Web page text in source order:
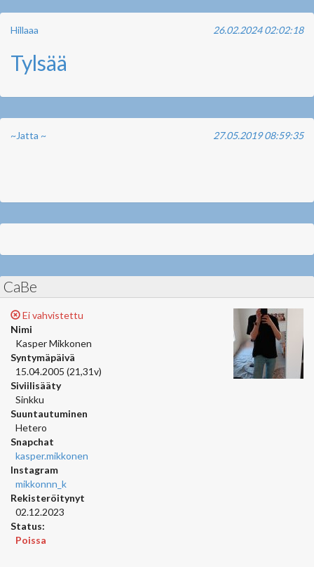
26.02.2024 02:02:18
Hillaaa
Tylsää
27.05.2019 08:59:35
~Jatta ~
CaBe
Ei vahvistettu
Nimi
Kasper Mikkonen
Syntymäpäivä
15.04.2005 (21,31v)
Siviilisääty
Sinkku
Suuntautuminen
Hetero
Snapchat
kasper.mikkonen
Instagram
mikkonnn_k
Rekisteröitynyt
02.12.2023
Status:
Poissa